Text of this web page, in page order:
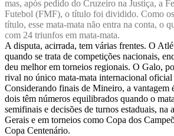
mas, após pedido do Cruzeiro na Justiça, a
Futebol (FMF), o título foi dividido. Como
título, esse mata-mata não entra na conta, o
com 24 triunfos em mata-mata.
A disputa, acirrada, tem várias frentes. O
quando se trata de competições nacionais,
deu melhor em torneios regionais. O Galo,
rival no único mata-mata internacional oficial
Considerando finais de Mineiro, a vantagem
dois têm números equilibrados quando o
semifinais e decisões de turnos estaduais, na
Gerais e em torneios como Copa dos
Copa Centenário.